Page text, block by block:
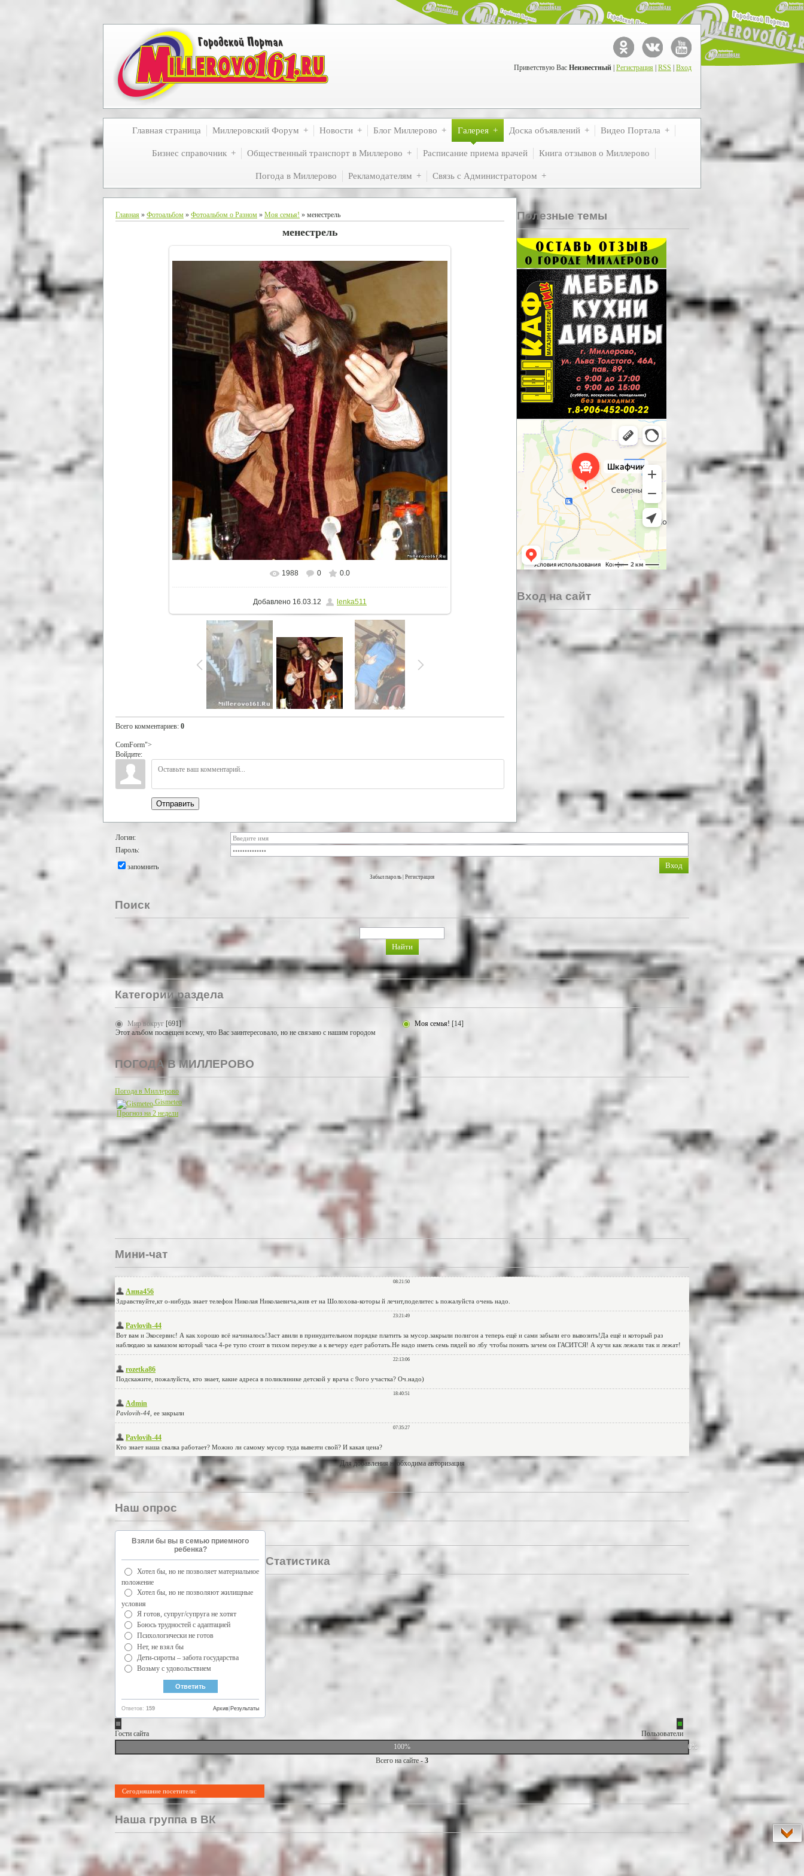
Приветствую Вас Неизвестный Регистрация RSS Вход
Главная страница Миллеровский Форум Новости Блог Миллерово Галерея Доска объявлений Видео Портала
Бизнес справочник Общественный транспорт в Миллерово Расписание приема врачей Книга отзывов о Миллерово
Погода в Миллерово Рекламодателям Связь с Администратором
Главная » Фотоальбом » Фотоальбом о Разном » Моя семья! » менестрель
менестрель
В реальном размере 731x794
1988 0 0.0
Добавлено 16.03.12 lenka511
Всего комментариев: 0
ComForm">
Войдите:
Отправить
Полезные темы
Вход на сайт
Логин:
Пароль:
запомнить
Забыл пароль Регистрация
Поиск
Категории раздела
Мир вокруг [691]
Этот альбом посвещен всему, что Вас заинтересовало, но не связано с нашим городом
Моя семья! [14]
ПОГОДА В МИЛЛЕРОВО
Погода в Миллерово
Gismeteo
Прогноз на 2 недели
Мини-чат
Для добавления необходима авторизация
Наш опрос
Взяли бы вы в семью приемного
ребенка?
Хотел бы, но не позволяет материальное
положение
Хотел бы, но не позволяют жилищные
условия
Я готов, супруг/супруга не хотят
Боюсь трудностей с адаптацией
Психологически не готов
Нет, не взял бы
Дети-сироты – забота государства
Возьму с удовольствием
Ответов: 159 Результаты
Архив
Статистика
Гости сайта
Пользователи
100%
0%
Всего на сайте - 3
Сегодняшние посетители:
Наша группа в ВК